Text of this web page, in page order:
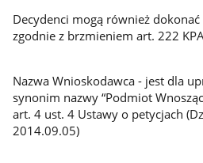
Decydenci mogą również
zgodnie z brzmieniem art. 222
Nazwa Wnioskodawca - jest dla
synonim nazwy “Podmiot
art. 4 ust. 4 Ustawy o petycjach
2014.09.05)